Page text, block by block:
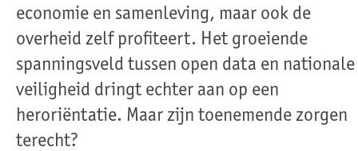
economie en samenleving, maar ook de
overheid zelf profiteert. Het groeiende
spanningsveld tussen open data en nationale
veiligheid dringt echter aan op een
heroriëntatie. Maar zijn toenemende zorgen
terecht?